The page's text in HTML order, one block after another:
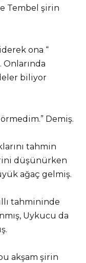
Tembel şirin
ona “
biliyor
Demiş.
tahmin
düşünürken
ağaç gelmiş.
tahmininde
Uykucu da
akşam şirin